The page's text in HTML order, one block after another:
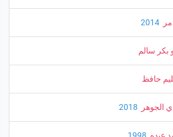
بكر سالم
حافظ
الجوهر